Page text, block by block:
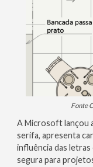
Fonte
A Microsoft lançou
serifa, apresenta
influência das letras
segura para